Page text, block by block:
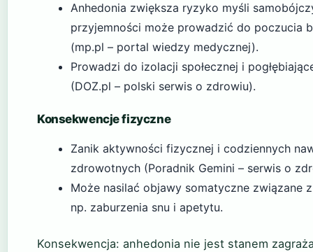
Anhedonia zwiększa ryzyko myśli
przyjemności może prowadzić do poczucia
(mp.pl – portal wiedzy medycznej).
Prowadzi do izolacji społecznej i
(DOZ.pl – polski serwis o zdrowiu).
Konsekwencje fizyczne
Zanik aktywności fizycznej i codziennych
zdrowotnych (Poradnik Gemini – serwis o
Może nasilać objawy somatyczne związane
np. zaburzenia snu i apetytu.
Konsekwencja: anhedonia nie jest stanem